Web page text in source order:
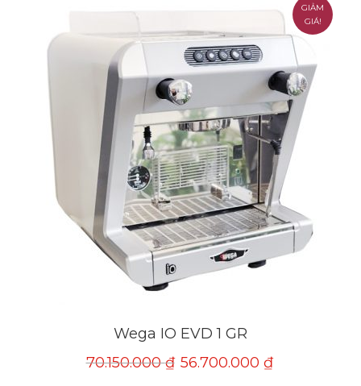
GIẢM
GIÁ!
Wega IO EVD 1 GR
70.150.000₫ 56.700.000 ₫